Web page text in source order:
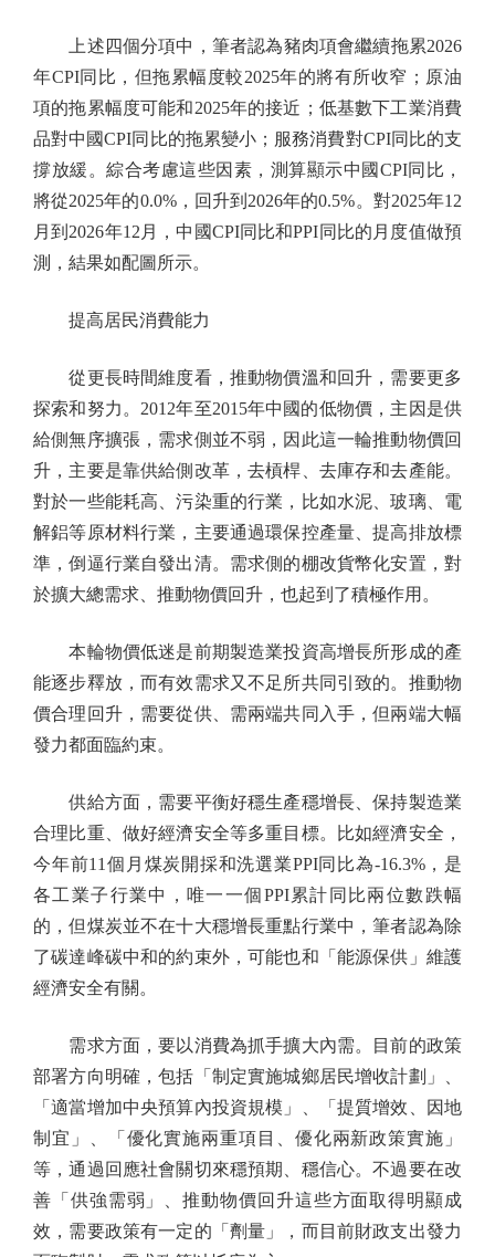
上述四個分項中，筆者認為豬肉項會繼續拖累2026
年CPI同比，但拖累幅度較2025年的將有所收窄；原油
項的拖累幅度可能和2025年的接近；低基數下工業消費
品對中國CPI同比的拖累變小；服務消費對CPI同比的支
撐放緩。綜合考慮這些因素，測算顯示中國CPI同比，
將從2025年的0.0%，回升到2026年的0.5%。對2025年12
月到2026年12月，中國CPI同比和PPI同比的月度值做預
測，結果如配圖所示。
提高居民消費能力
從更長時間維度看，推動物價溫和回升，需要更多
探索和努力。2012年至2015年中國的低物價，主因是供
給側無序擴張，需求側並不弱，因此這一輪推動物價回
升，主要是靠供給側改革，去槓桿、去庫存和去產能。
對於一些能耗高、污染重的行業，比如水泥、玻璃、電
解鋁等原材料行業，主要通過環保控產量、提高排放標
準，倒逼行業自發出清。需求側的棚改貨幣化安置，對
於擴大總需求、推動物價回升，也起到了積極作用。
本輪物價低迷是前期製造業投資高增長所形成的產
能逐步釋放，而有效需求又不足所共同引致的。推動物
價合理回升，需要從供、需兩端共同入手，但兩端大幅
發力都面臨約束。
供給方面，需要平衡好穩生產穩增長、保持製造業
合理比重、做好經濟安全等多重目標。比如經濟安全，
今年前11個月煤炭開採和洗選業PPI同比為-16.3%，是
各工業子行業中，唯一一個PPI累計同比兩位數跌幅
的，但煤炭並不在十大穩增長重點行業中，筆者認為除
了碳達峰碳中和的約束外，可能也和「能源保供」維護
經濟安全有關。
需求方面，要以消費為抓手擴大內需。目前的政策
部署方向明確，包括「制定實施城鄉居民增收計劃」、
「適當增加中央預算內投資規模」、「提質增效、因地
制宜」、「優化實施兩重項目、優化兩新政策實施」
等，通過回應社會關切來穩預期、穩信心。不過要在改
善「供強需弱」、推動物價回升這些方面取得明顯成
效，需要政策有一定的「劑量」，而目前財政支出發力